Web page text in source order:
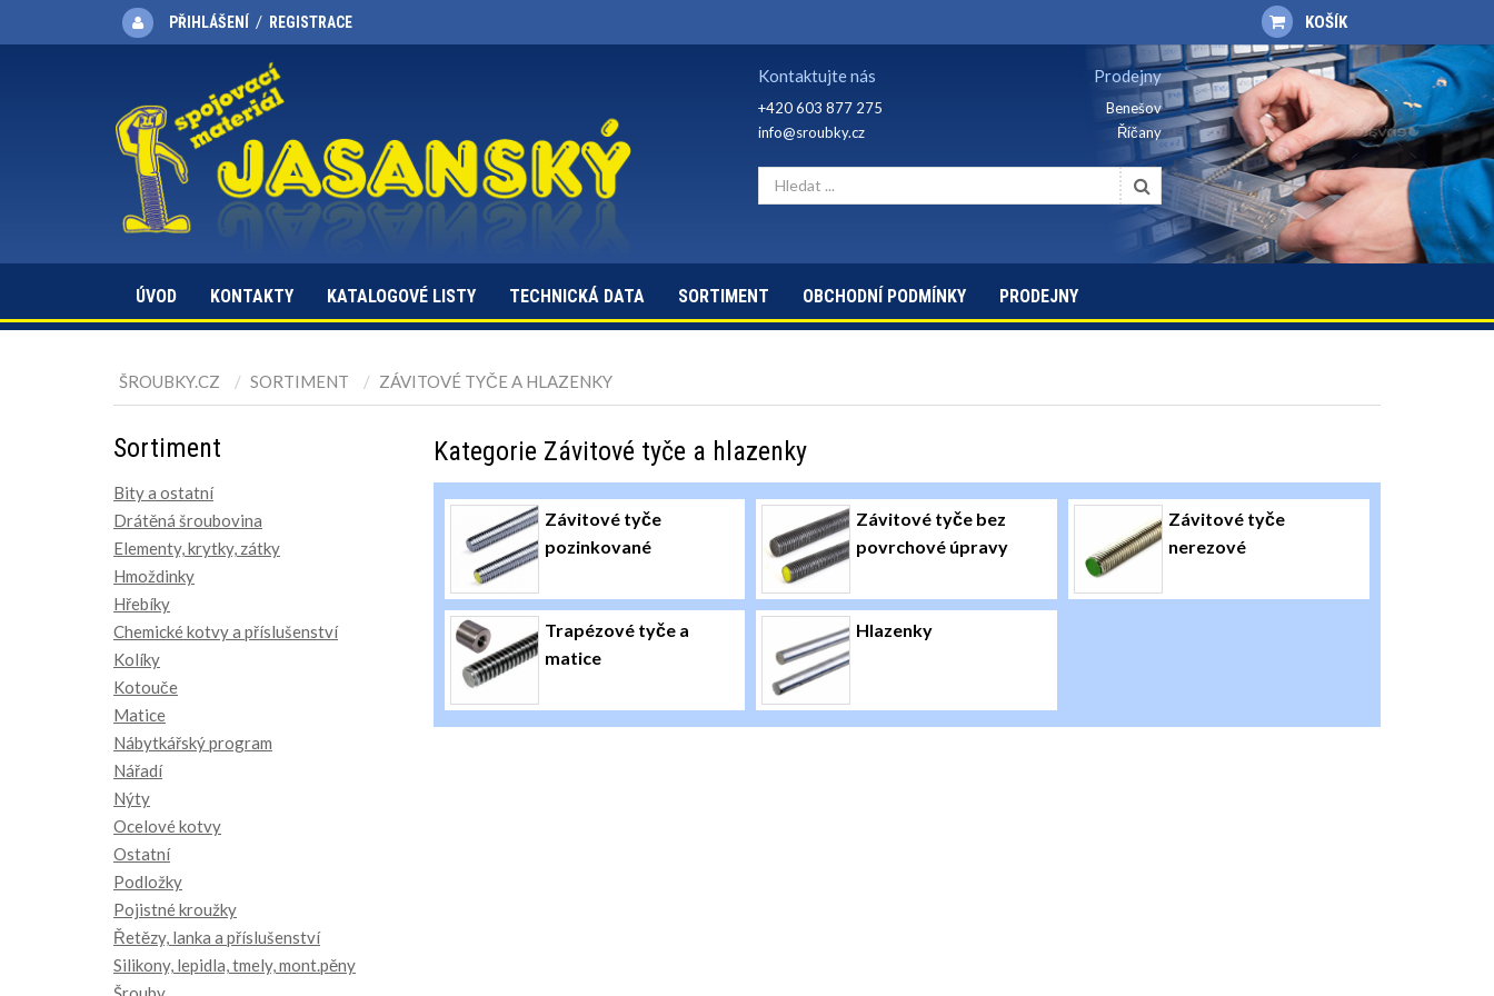
PŘIHLÁŠENÍ / REGISTRACE KOŠÍK
Kontaktujte nás
+420 603 877 275
info@sroubky.cz
Prodejny
Benešov
Říčany
ÚVOD KONTAKTY KATALOGOVÉ LISTY TECHNICKÁ DATA SORTIMENT OBCHODNÍ PODMÍNKY PRODEJNY
ŠROUBKY.CZ SORTIMENT ZÁVITOVÉ TYČE A HLAZENKY
Sortiment
Bity a ostatní
Drátěná šroubovina
Elementy, krytky, zátky
Hmoždinky
Hřebíky
Chemické kotvy a příslušenství
Kolíky
Kotouče
Matice
Nábytkářský program
Nářadí
Nýty
Ocelové kotvy
Ostatní
Podložky
Pojistné kroužky
Řetězy, lanka a příslušenství
Silikony, lepidla, tmely, mont.pěny
Kategorie Závitové tyče a hlazenky
Závitové tyče
pozinkované
Závitové tyče bez
povrchové úpravy
Závitové tyče
nerezové
Trapézové tyče a
matice
Hlazenky